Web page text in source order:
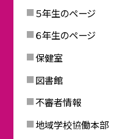
５年生のページ
６年生のページ
保健室
図書館
不審者情報
地域学校協働本部